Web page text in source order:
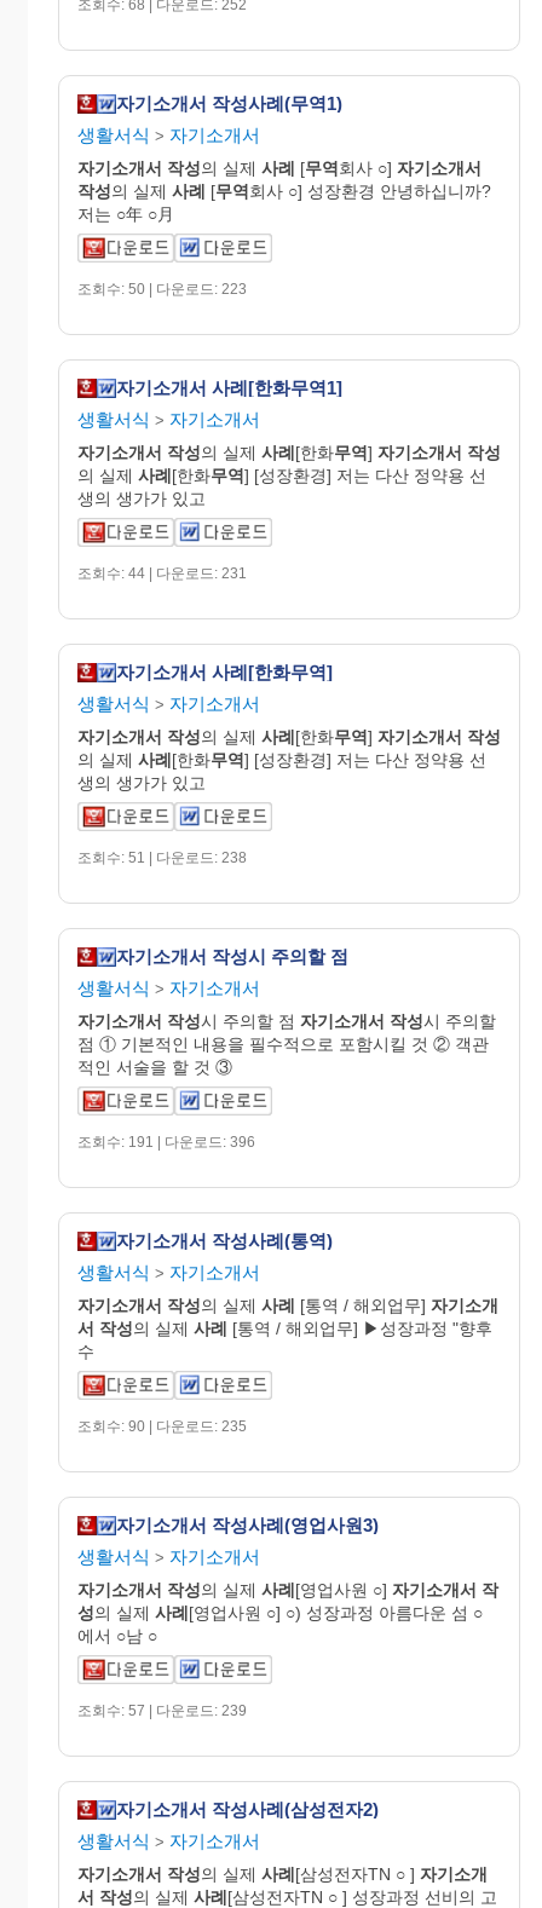
조회수: 68 | 다운로드: 252
자기소개서 작성사례(무역1)
생활서식 > 자기소개서
자기소개서 작성의 실제 사례 [무역회사 ○] 자기소개서
작성의 실제 사례 [무역회사 ○] 성장환경 안녕하십니까?
저는 ○年 ○月
조회수: 50 | 다운로드: 223
자기소개서 사례[한화무역1]
생활서식 > 자기소개서
자기소개서 작성의 실제 사례[한화무역] 자기소개서 작성
의 실제 사례[한화무역] [성장환경] 저는 다산 정약용 선
생의 생가가 있고
조회수: 44 | 다운로드: 231
자기소개서 사례[한화무역]
생활서식 > 자기소개서
자기소개서 작성의 실제 사례[한화무역] 자기소개서 작성
의 실제 사례[한화무역] [성장환경] 저는 다산 정약용 선
생의 생가가 있고
조회수: 51 | 다운로드: 238
자기소개서 작성시 주의할 점
생활서식 > 자기소개서
자기소개서 작성시 주의할 점 자기소개서 작성시 주의할
점 ① 기본적인 내용을 필수적으로 포함시킬 것 ② 객관
적인 서술을 할 것 ③
조회수: 191 | 다운로드: 396
자기소개서 작성사례(통역)
생활서식 > 자기소개서
자기소개서 작성의 실제 사례 [통역 / 해외업무] 자기소개
서 작성의 실제 사례 [통역 / 해외업무] ▶성장과정 "향후
수
조회수: 90 | 다운로드: 235
자기소개서 작성사례(영업사원3)
생활서식 > 자기소개서
자기소개서 작성의 실제 사례[영업사원 ○] 자기소개서 작
성의 실제 사례[영업사원 ○] ○) 성장과정 아름다운 섬 ○
에서 ○남 ○
조회수: 57 | 다운로드: 239
자기소개서 작성사례(삼성전자2)
생활서식 > 자기소개서
자기소개서 작성의 실제 사례[삼성전자TN ○ ] 자기소개
서 작성의 실제 사례[삼성전자TN ○ ] 성장과정 선비의 고